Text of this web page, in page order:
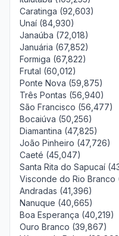
Caratinga (92,603)
Unaí (84,930)
Janaúba (72,018)
Januária (67,852)
Formiga (67,822)
Frutal (60,012)
Ponte Nova (59,875)
Três Pontas (56,940)
São Francisco (56,477)
Bocaiúva (50,256)
Diamantina (47,825)
João Pinheiro (47,726)
Caeté (45,047)
Santa Rita do Sapucaí
Visconde do Rio Branco
Andradas (41,396)
Nanuque (40,665)
Boa Esperança (40,219)
Ouro Branco (39,867)